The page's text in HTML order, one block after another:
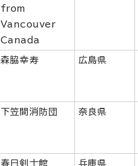
from
Vancouver
Canada
森脇幸寿 広島県
下笠間消防団 奈良県
春日剣士館 兵庫県